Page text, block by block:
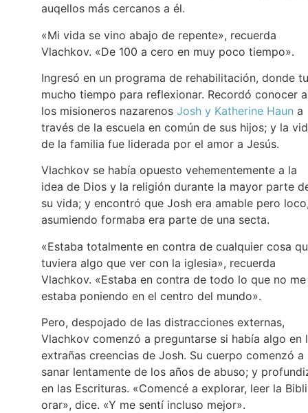
auqellos más cercanos a él.
«Mi vida se vino abajo de repente», recuerda
Vlachkov. «De 100 a cero en muy poco tiempo».
Ingresó en un programa de rehabilitación, donde
mucho tiempo para reflexionar. Recordó conocer a
los misioneros nazarenos Josh y Katherine Haun a
través de la escuela en común de sus hijos; y la
de la familia fue liderada por el amor a Jesús.
Vlachkov se había opuesto vehementemente a la
idea de Dios y la religión durante la mayor parte
su vida; y encontró que Josh era amable pero
asumiendo formaba era parte de una secta.
«Estaba totalmente en contra de cualquier cosa
tuviera algo que ver con la iglesia», recuerda
Vlachkov. «Estaba en contra de todo lo que no me
estaba poniendo en el centro del mundo».
Pero, despojado de las distracciones externas,
Vlachkov comenzó a preguntarse si había algo en
extrañas creencias de Josh. Su cuerpo comenzó a
sanar lentamente de los años de abuso; y
en las Escrituras. «Comencé a explorar, leer la
orar», dice. «Y me sentí incluso mejor».